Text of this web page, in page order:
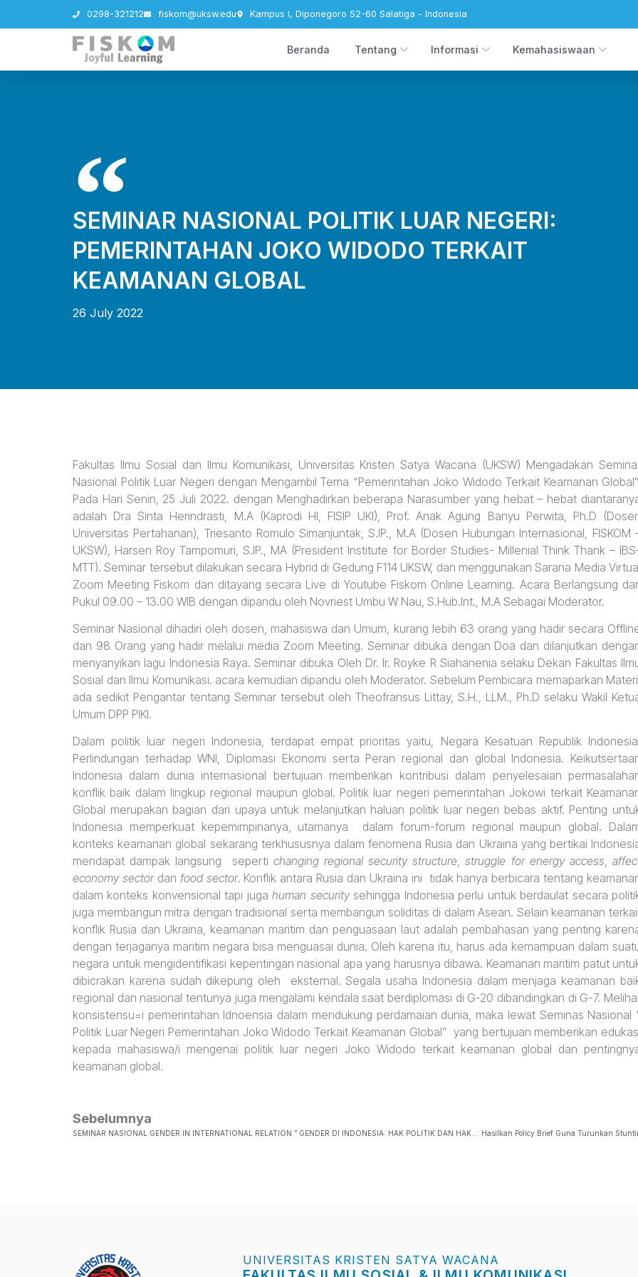
0298-321212 fiskom@uksw.edu Kampus I, Diponegoro 52-60 Salatiga - Indonesia
Beranda Tentang Informasi Kemahasiswaan
SEMINAR NASIONAL POLITIK LUAR NEGERI:
PEMERINTAHAN JOKO WIDODO TERKAIT
KEAMANAN GLOBAL
26 July 2022
Fakultas Ilmu Sosial dan Ilmu Komunikasi, Universitas Kristen Satya Wacana (UKSW) Mengadakan
Nasional Politik Luar Negeri dengan Mengambil Tema “Pemerintahan Joko Widodo Terkait Keamanan Global”,
Pada Hari Senin, 25 Juli 2022. dengan Menghadirkan beberapa Narasumber yang hebat – hebat
adalah Dra Sinta Herindrasti, M.A (Kaprodi HI, FISIP UKI), Prof. Anak Agung Banyu Perwita, Ph.D
Universitas Pertahanan), Triesanto Romulo Simanjuntak, S.IP., M.A (Dosen Hubungan Internasional, FISKOM
UKSW), Harsen Roy Tampomuri, S.IP., MA (President Institute for Border Studies- Millenial Think Thank –
MTT). Seminar tersebut dilakukan secara Hybrid di Gedung F114 UKSW, dan menggunakan Sarana Media
Zoom Meeting Fiskom dan ditayang secara Live di Youtube Fiskom Online Learning. Acara Berlangsung
Pukul 09.00 – 13.00 WIB dengan dipandu oleh Novriest Umbu W Nau, S.Hub.Int., M.A Sebagai Moderator.
Seminar Nasional dihadiri oleh dosen, mahasiswa dan Umum, kurang lebih 63 orang yang hadir secara
dan 98 Orang yang hadir melalui media Zoom Meeting. Seminar dibuka dengan Doa dan dilanjutkan
menyanyikan lagu Indonesia Raya. Seminar dibuka Oleh Dr. Ir. Royke R Siahanenia selaku Dekan Fakultas
Sosial dan Ilmu Komunikasi. acara kemudian dipandu oleh Moderator. Sebelum Pembicara memaparkan
ada sedikit Pengantar tentang Seminar tersebut oleh Theofransus Littay, S.H., LLM., Ph.D selaku Wakil
Umum DPP PIKI.
Dalam politik luar negeri Indonesia, terdapat empat prioritas yaitu, Negara Kesatuan Republik
Perlindungan terhadap WNI, Diplomasi Ekonomi serta Peran regional dan global Indonesia.
Indonesia dalam dunia internasional bertujuan memberikan kontribusi dalam penyelesaian
konflik baik dalam lingkup regional maupun global. Politik luar negeri pemerintahan Jokowi terkait
Global merupakan bagian dari upaya untuk melanjutkan haluan politik luar negeri bebas aktif. Penting
Indonesia memperkuat kepemimpinanya, utamanya dalam forum-forum regional maupun global.
konteks keamanan global sekarang terkhususnya dalam fenomena Rusia dan Ukraina yang bertikai
mendapat dampak langsung seperti changing regional security structure,struggle for energy access,
economy sector dan food sector. Konflik antara Rusia dan Ukraina ini tidak hanya berbicara tentang
dalam konteks konvensional tapi jugahuman security sehingga Indonesia perlu untuk berdaulat secara
juga membangun mitra dengan tradisional serta membangun soliditas di dalam Asean. Selain keamanan
konflik Rusia dan Ukraina, keamanan maritim dan penguasaan laut adalah pembahasan yang penting
dengan terjaganya maritim negara bisa menguasai dunia. Oleh karena itu, harus ada kemampuan dalam
negara untuk mengidentifikasi kepentingan nasional apa yang harusnya dibawa. Keamanan maritim patut
dibicrakan karena sudah dikepung oleh eksternal. Segala usaha Indonesia dalam menjaga keamanan
regional dan nasional tentunya juga mengalami kendala saat berdiplomasi di G-20 dibandingkan di G-7.
konsistensu=i pemerintahan Idnoensia dalam mendukung perdamaian dunia, maka lewat Seminas Nasional
Politik Luar Negeri Pemerintahan Joko Widodo Terkait Keamanan Global” yang bertujuan memberikan
kepada mahasiswa/i mengenai politik luar negeri Joko Widodo terkait keamanan global dan
keamanan global.
Sebelumnya
Hasilkan Policy Brief Guna Turunkan
UNIVERSITAS KRISTEN SATYA WACANA